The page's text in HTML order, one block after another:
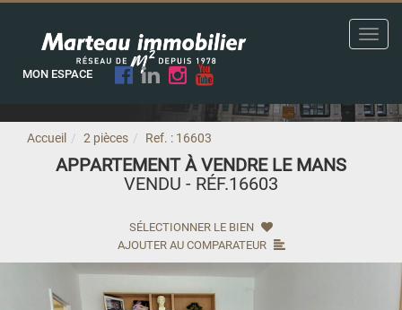
MON ESPACE
Accueil 2 pièces Ref. : 16603
APPARTEMENT À VENDRE LE MANS
VENDU - RÉF.16603
SÉLECTIONNER LE BIEN
AJOUTER AU COMPARATEUR